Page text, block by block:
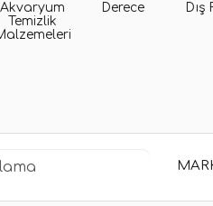
Akvaryum
Temizlik
Derece Dış